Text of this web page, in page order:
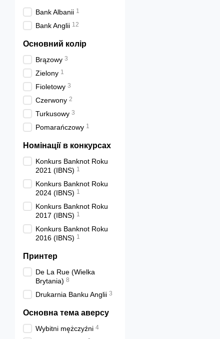
Bank Albanii 1
Bank Anglii 12
Основний колір
Brązowy 3
Zielony 1
Fioletowy 3
Czerwony 2
Turkusowy 3
Pomarańczowy 1
Номінації в конкурсах
Konkurs Banknot Roku
2021 (IBNS) 1
Konkurs Banknot Roku
2024 (IBNS) 1
Konkurs Banknot Roku
2017 (IBNS) 1
Konkurs Banknot Roku
2016 (IBNS) 1
Принтер
De La Rue (Wielka
Brytania) 8
Drukarnia Banku Anglii 3
Основна тема аверсу
Wybitni mężczyźni 4